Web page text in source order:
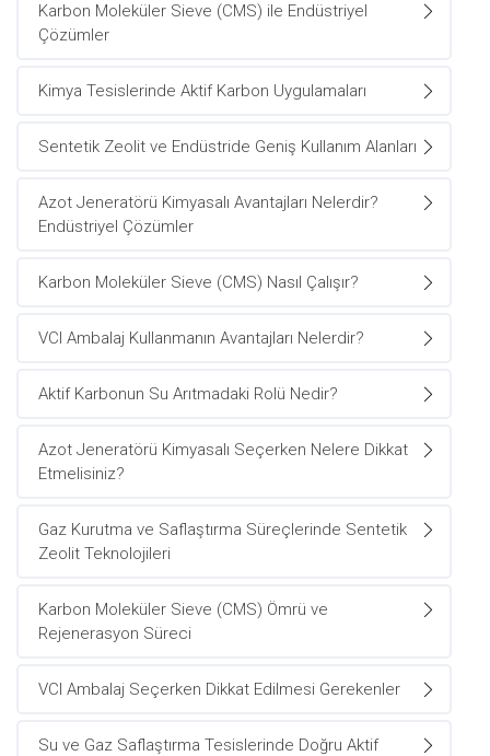
Karbon Moleküler Sieve (CMS) ile Endüstriyel
Çözümler
Kimya Tesislerinde Aktif Karbon Uygulamaları
Sentetik Zeolit ve Endüstride Geniş Kullanım Alanları
Azot Jeneratörü Kimyasalı Avantajları Nelerdir?
Endüstriyel Çözümler
Karbon Moleküler Sieve (CMS) Nasıl Çalışır?
VCI Ambalaj Kullanmanın Avantajları Nelerdir?
Aktif Karbonun Su Arıtmadaki Rolü Nedir?
Azot Jeneratörü Kimyasalı Seçerken Nelere Dikkat
Etmelisiniz?
Gaz Kurutma ve Saflaştırma Süreçlerinde Sentetik
Zeolit Teknolojileri
Karbon Moleküler Sieve (CMS) Ömrü ve
Rejenerasyon Süreci
VCI Ambalaj Seçerken Dikkat Edilmesi Gerekenler
Su ve Gaz Saflaştırma Tesislerinde Doğru Aktif